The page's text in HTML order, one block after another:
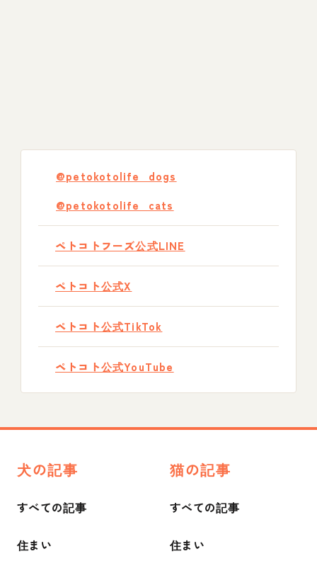
@petokotolife_dogs
@petokotolife_cats
ペトコトフーズ公式LINE
ペトコト公式X
ペトコト公式TikTok
ペトコト公式YouTube
犬の記事
すべての記事
住まい
猫の記事
すべての記事
住まい